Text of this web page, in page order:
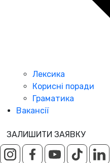
Лексика
Корисні поради
Граматика
Вакансії
ЗАЛИШИТИ ЗАЯВКУ